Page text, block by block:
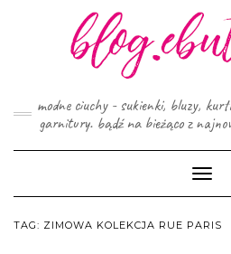
modne ciuchy - sukienki, bluzy,
garnitury. bądź na bieżąco z
Toggle
TAG: ZIMOWA KOLEKCJA RUE PARIS